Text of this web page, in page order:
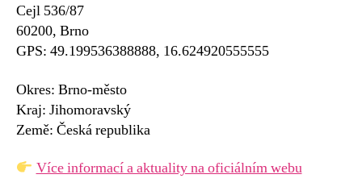
Cejl 536/87
60200, Brno
GPS: 49.199536388888, 16.624920555555
Okres: Brno-město
Kraj: Jihomoravský
Země: Česká republika
Více informací a aktuality na oficiálním webu